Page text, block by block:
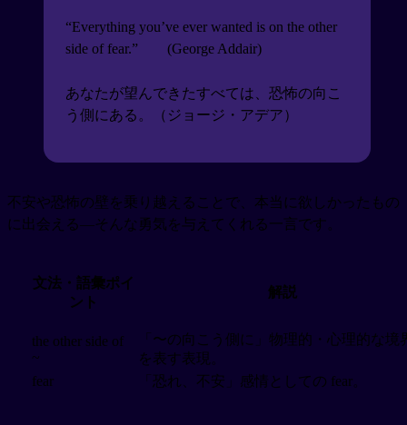
“Everything you’ve ever wanted is on the other
side of fear.”
(George Addair)
あなたが望んできたすべては、恐怖の向こ
う側にある。（ジョージ・アデア）
不安や恐怖の壁を乗り越えることで、本当に欲しかったもの
に出会える—そんな勇気を与えてくれる一言です。
文法・語彙ポイ
ント
解説
the other side of
~
「〜の向こう側に」物理的・心理的な境
を表す表現。
fear
「恐れ、不安」感情としての fear。